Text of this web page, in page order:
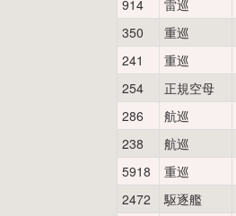
914
雷巡
350
重巡
241
重巡
254
正規空母
286
航巡
238
航巡
5918
重巡
2472
駆逐艦